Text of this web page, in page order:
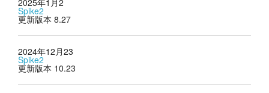
Spike2
更新版本 8.27
2024年12月23
Spike2
更新版本 10.23